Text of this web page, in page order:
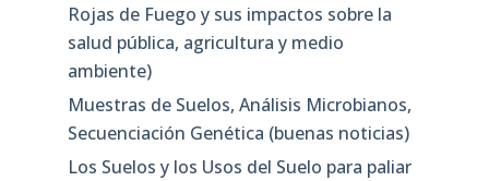
Rojas de Fuego y sus impactos sobre la
salud pública, agricultura y medio
ambiente)
Muestras de Suelos, Análisis Microbianos,
Secuenciación Genética (buenas noticias)
Los Suelos y los Usos del Suelo para paliar